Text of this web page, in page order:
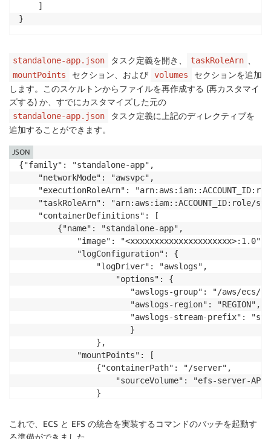
    ]
}
standalone-app.json タスク定義を開き、 taskRoleArn
mountPoints セクション、および volumes
セクションを追加
します。このスケルトンからファイルを再作成する (再カスタマイ
ズする) か、すでにカスタマイズした元の
standalone-app.json
タスク定義に上記のディレクティブを
追加することができます。
{"family": "standalone-app",
    "networkMode": "awsvpc",
"executionRoleArn":
"taskRoleArn": "arn:aws:iam::ACCOUNT_ID:role/
    "containerDefinitions": [
        {"name": "standalone-app",
            "image": "<xxxxxxxxxxxxxxxxxxxxx>:1.0",
            "logConfiguration": {
                "logDriver": "awslogs",
                    "options": {
"awslogs-group": "/aws/ecs/
                       "awslogs-region": "REGION",
"awslogs-stream-prefix":
                       }
                },
            "mountPoints": [
                {"containerPath": "/server",
                    "sourceVolume": "efs-server-AP"
                }
        }
    ],
JSON
これで、ECS と EFS の統合を実装するコマンドのバッチを起動す
る準備ができました。